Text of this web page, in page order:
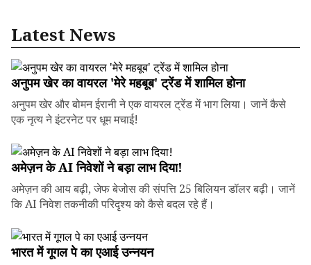
Latest News
अनुपम खेर का वायरल 'मेरे महबूब' ट्रेंड में शामिल होना
अनुपम खेर और बोमन ईरानी ने एक वायरल ट्रेंड में भाग लिया। जानें कैसे
एक नृत्य ने इंटरनेट पर धूम मचाई!
अमेज़न के AI निवेशों ने बड़ा लाभ दिया!
अमेज़न की आय बढ़ी, जेफ बेजोस की संपत्ति 25 बिलियन डॉलर बढ़ी। जानें
कि AI निवेश तकनीकी परिदृश्य को कैसे बदल रहे हैं।
भारत में गूगल पे का एआई उन्नयन